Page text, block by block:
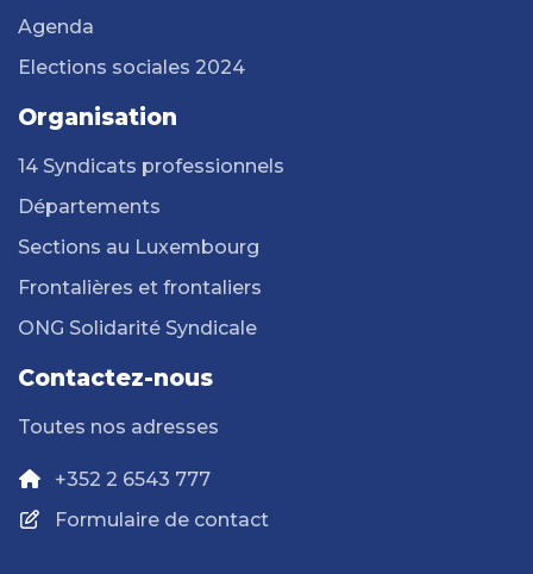
Agenda
Elections sociales 2024
Organisation
14 Syndicats professionnels
Départements
Sections au Luxembourg
Frontalières et frontaliers
ONG Solidarité Syndicale
Contactez-nous
Toutes nos adresses
+352 2 6543 777
Formulaire de contact